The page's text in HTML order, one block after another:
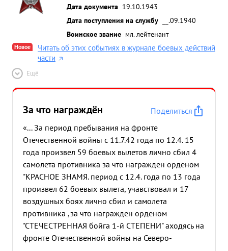
Дата документа 19.10.1943
Дата поступления на службу
__.09.1940
Воинское звание мл. лейтенант
Новое
Читать об этих событиях в журнале боевых действий
части
Ещё
За что награждён
Поделиться
«... За период пребывания на фронте
Отечественной войны с 11.7.42 года по 12.4. 15
года произвел 59 боевых вылетов лично сбил 4
самолета противника за что награжден орденом
"КРАСНОЕ ЗНАМЯ. период с 12.4. года по 13 года
произвел 62 боевых вылета, учавствовал и 17
воздушных боях лично сбил и самолета
противника ,за что награжден орденом
"СТЕЧЕСТРЕННАЯ бойга 1-й СТЕПЕНИ" аходясь на
фронте Отечественной войны на Северо-